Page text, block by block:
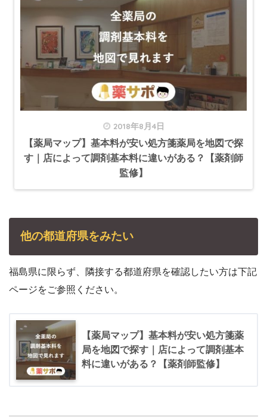
2018年8月4日
【薬局マップ】基本料が安い処方箋薬局を地図で探
す｜店によって調剤基本料に違いがある？【薬剤師
監修】
他の都道府県をみたい
福島県に限らず、隣接する都道府県を確認したい方は下記
ページをご参照ください。
【薬局マップ】基本料が安い処方箋薬
局を地図で探す｜店によって調剤基本
料に違いがある？【薬剤師監修】